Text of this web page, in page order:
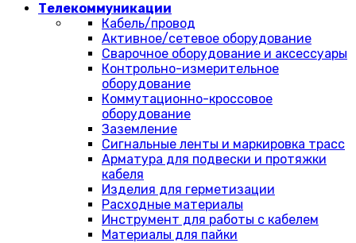
Телекоммуникации
Кабель/провод
Активное/сетевое оборудование
Сварочное оборудование и аксессуары
Контрольно-измерительное
оборудование
Коммутационно-кроссовое
оборудование
Заземление
Сигнальные ленты и маркировка трасс
Арматура для подвески и протяжки
кабеля
Изделия для герметизации
Расходные материалы
Инструмент для работы с кабелем
Материалы для пайки